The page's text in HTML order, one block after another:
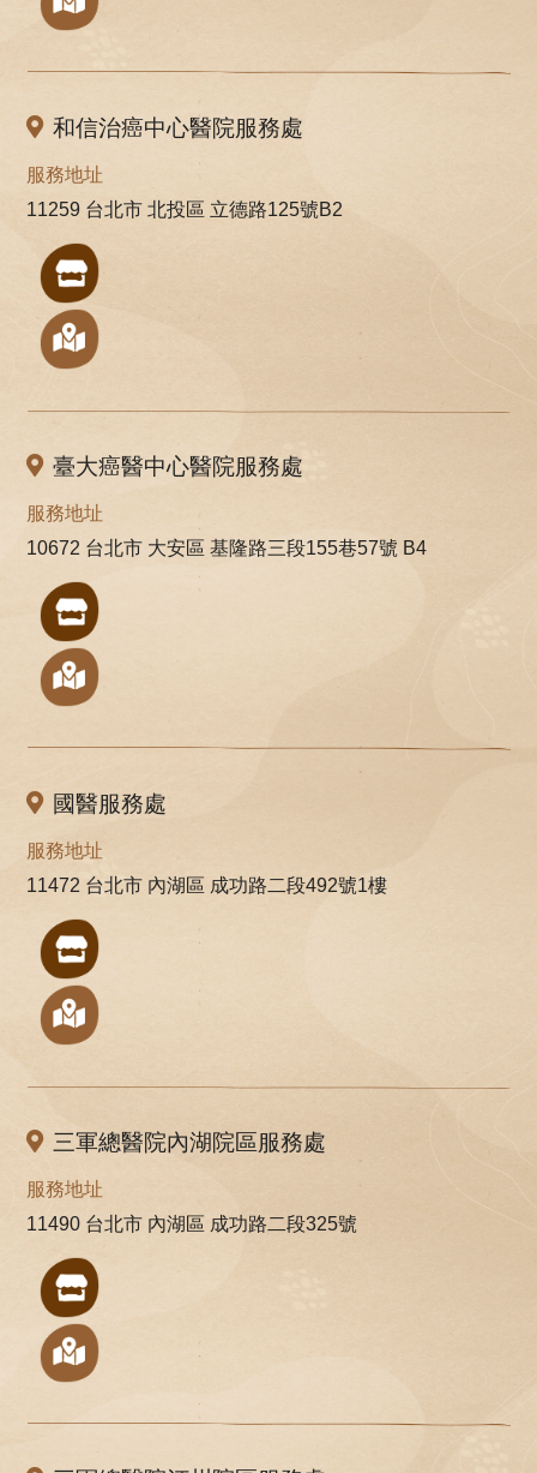
和信治癌中心醫院服務處
服務地址
11259 台北市 北投區 立德路125號B2
臺大癌醫中心醫院服務處
服務地址
10672 台北市 大安區 基隆路三段155巷57號 B4
國醫服務處
服務地址
11472 台北市 內湖區 成功路二段492號1樓
三軍總醫院內湖院區服務處
服務地址
11490 台北市 內湖區 成功路二段325號